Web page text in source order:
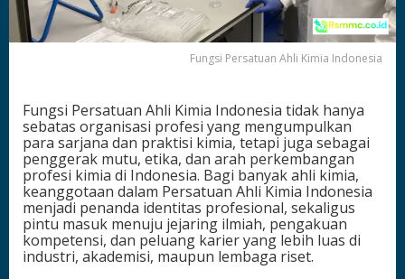
m
i
a
I
o
n
e
s
i
a
b
a
g
i
Fungsi Persatuan Ahli Kimia Indonesia
Fungsi Persatuan Ahli Kimia Indonesia tidak hanya
sebatas organisasi profesi yang mengumpulkan
para sarjana dan praktisi kimia, tetapi juga sebagai
penggerak mutu, etika, dan arah perkembangan
profesi kimia di Indonesia. Bagi banyak ahli kimia,
keanggotaan dalam Persatuan Ahli Kimia Indonesia
menjadi penanda identitas profesional, sekaligus
pintu masuk menuju jejaring ilmiah, pengakuan
kompetensi, dan peluang karier yang lebih luas di
industri, akademisi, maupun lembaga riset.